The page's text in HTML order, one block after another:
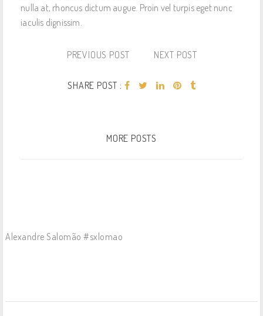
nulla at, rhoncus dictum augue. Proin vel turpis eget nunc
iaculis dignissim.
PREVIOUS POST NEXT POST
SHARE POST :
MORE POSTS
Alexandre Salomão #sxlomao